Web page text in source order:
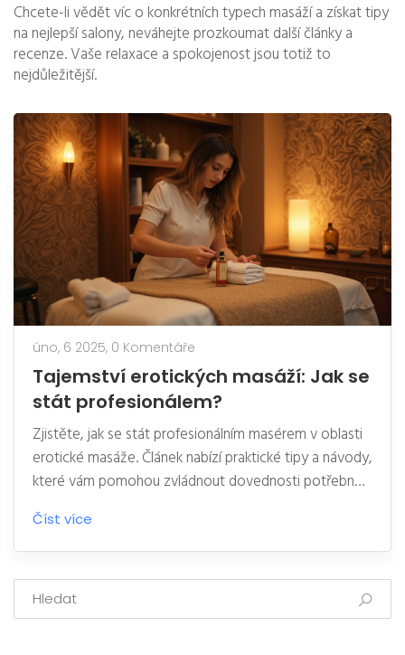
Chcete-li vědět víc o konkrétních typech masáží a získat tipy
na nejlepší salony, neváhejte prozkoumat další články a
recenze. Vaše relaxace a spokojenost jsou totiž to
nejdůležitější.
úno, 6 2025, 0 Komentáře
Tajemství erotických masáží: Jak se
stát profesionálem?
Zjistěte, jak se stát profesionálním masérem v oblasti
erotické masáže. Článek nabízí praktické tipy a návody,
které vám pomohou zvládnout dovednosti potřebné k
poskytování těchto intimních služeb. Podíváme se na
význam komunikace s klienty, etická pravidla a
bezpečnostní aspekty práce v erotických salónech.
Nabídne vhled do různých masérských technik, které
zaručí nejlepší zážitek pro klienty.
Číst více